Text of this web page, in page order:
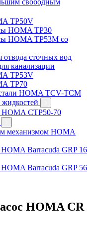
TP50V
HOMA TP30
HOMA TP53M со
сточных вод
канализации
TP53V
TP70
HOMA TCV-TCM
HOMA CTP50-70
механизмом HOMA
Barracuda GRP 16
Barracuda GRP 56
HOMA CR